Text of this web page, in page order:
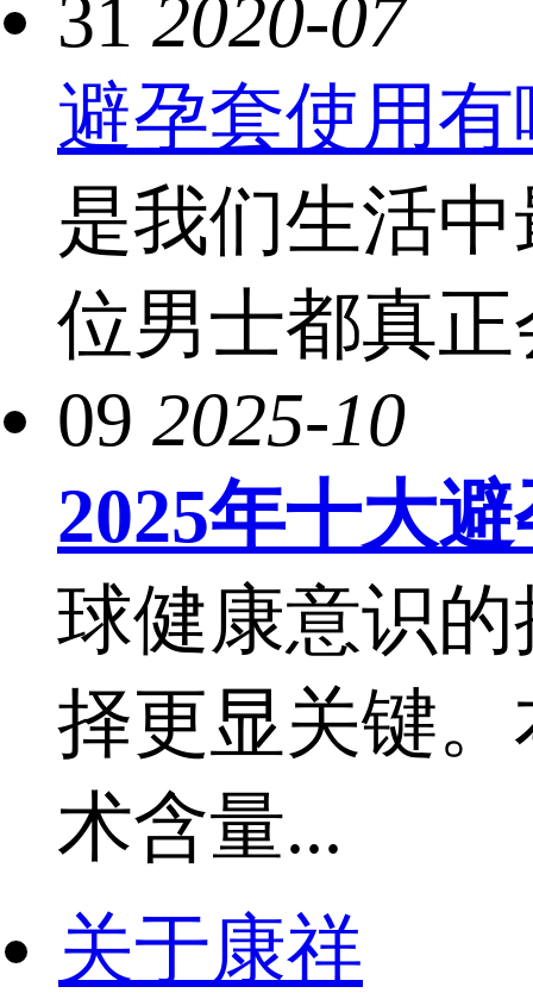
31 2020-07
避孕套使用
是我们生活
位男士都真
09 2025-10
2025年十大
球健康意识
择更显关键
术含量...
关于康祥